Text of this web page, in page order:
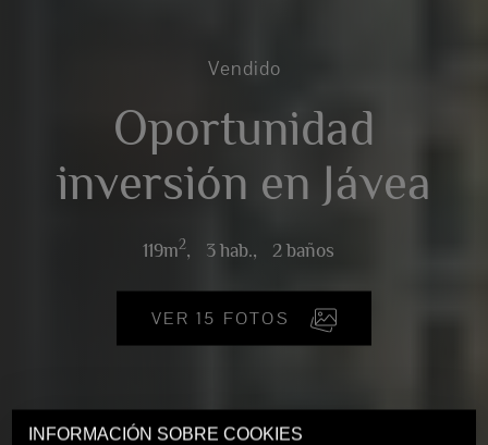
INFORMACIÓN SOBRE COOKIES
Vendido
Oportunidad
inversión en Jávea
119m2, 3 hab., 2 baños
VER 15 FOTOS